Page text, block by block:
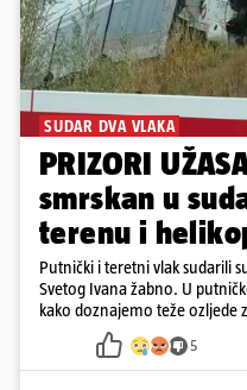
SUDAR DVA VLAKA
PRIZORI
smrskan u
terenu i
Putnički i teretni vlak sudarili
Svetog Ivana žabno. U
kako doznajemo teže ozljede
vlaka. Zatvoren je promet, a fotoreporteri Prigorskog objavili su
prve snimke s mjesta sudara
5